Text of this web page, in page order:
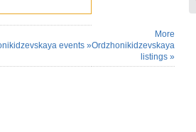
events »
More
Ordzhonikidzevskaya
listings »